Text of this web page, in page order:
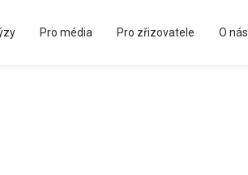
Pro média Pro zřizovatele O nás